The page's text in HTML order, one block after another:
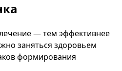
— тем эффективнее
заняться здоровьем
формирования